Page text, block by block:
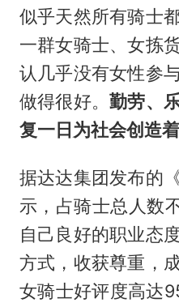
似乎天然所有骑士
一群女骑士、女拣
认几乎没有女性参
做得很好。勤劳、
复一日为社会创造
据达达集团发布的
示，占骑士总人数
自己良好的职业态
方式，收获尊重，
女骑士好评度高达